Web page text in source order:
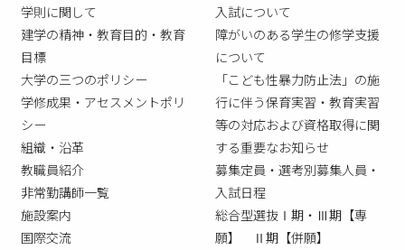
学則に関して
建学の精神・教育目的・教育
目標
大学の三つのポリシー
学修成果・アセスメントポリ
シー
組織・沿革
教職員紹介
非常勤講師一覧
施設案内
国際交流
入試について
障がいのある学生の修学支援
について
「こども性暴力防止法」の施
行に伴う保育実習・教育実習
等の対応および資格取得に関
する重要なお知らせ
募集定員・選考別募集人員・
入試日程
総合型選抜Ⅰ期・Ⅲ期【専
願】 Ⅱ期【併願】